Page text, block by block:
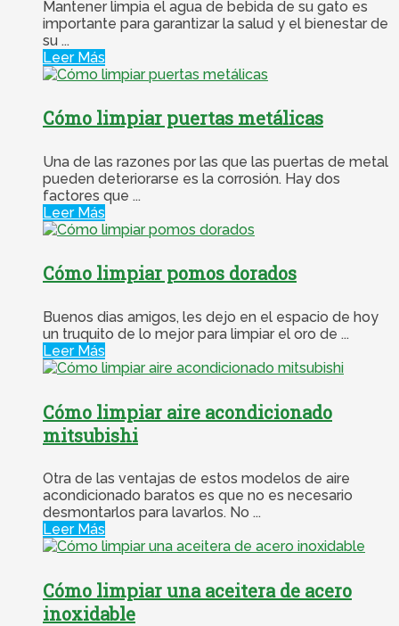
Mantener limpia el agua de bebida de su gato es
importante para garantizar la salud y el bienestar de
su ...
Leer Más
Cómo limpiar puertas metálicas
Una de las razones por las que las puertas de metal
pueden deteriorarse es la corrosión. Hay dos
factores que ...
Leer Más
Cómo limpiar pomos dorados
Buenos dias amigos, les dejo en el espacio de hoy
un truquito de lo mejor para limpiar el oro de ...
Leer Más
Cómo limpiar aire acondicionado
mitsubishi
Otra de las ventajas de estos modelos de aire
acondicionado baratos es que no es necesario
desmontarlos para lavarlos. No ...
Leer Más
Cómo limpiar una aceitera de acero
inoxidable